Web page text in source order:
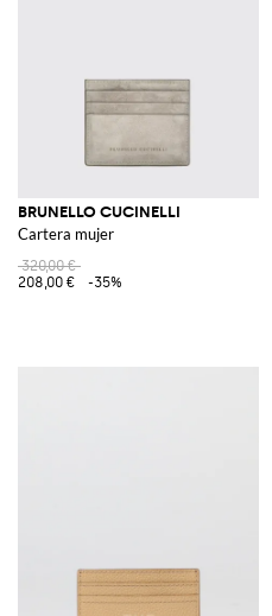
BRUNELLO CUCINELLI
Cartera mujer
320,00 €
208,00 €
-35%